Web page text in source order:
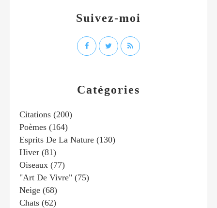
Catégories
Citations (200)
Poèmes (164)
Esprits De La Nature (130)
Hiver (81)
Oiseaux (77)
"art De Vivre" (75)
Neige (68)
Chats (62)
Suivez-moi